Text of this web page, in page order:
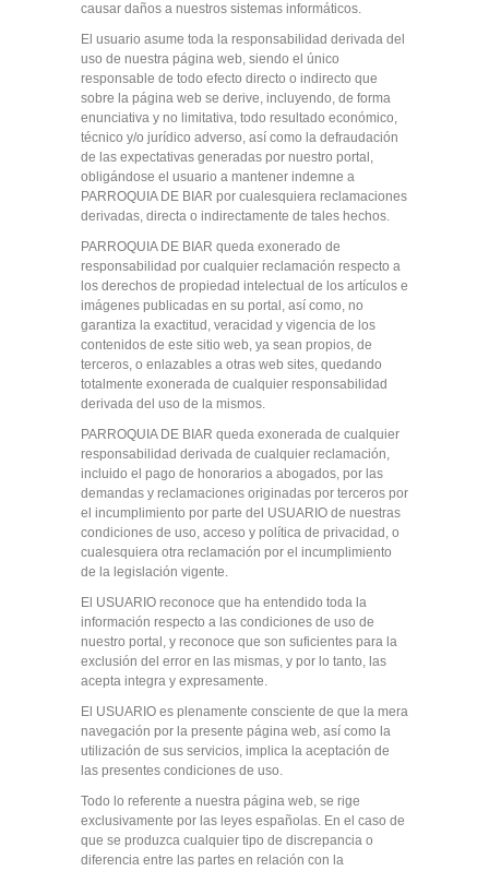
causar daños a nuestros sistemas informáticos.
El usuario asume toda la responsabilidad derivada del
uso de nuestra página web, siendo el único
responsable de todo efecto directo o indirecto que
sobre la página web se derive, incluyendo, de forma
enunciativa y no limitativa, todo resultado económico,
técnico y/o jurídico adverso, así como la defraudación
de las expectativas generadas por nuestro portal,
obligándose el usuario a mantener indemne a
PARROQUIA DE BIAR por cualesquiera reclamaciones
derivadas, directa o indirectamente de tales hechos.
PARROQUIA DE BIAR queda exonerado de
responsabilidad por cualquier reclamación respecto a
los derechos de propiedad intelectual de los artículos e
imágenes publicadas en su portal, así como, no
garantiza la exactitud, veracidad y vigencia de los
contenidos de este sitio web, ya sean propios, de
terceros, o enlazables a otras web sites, quedando
totalmente exonerada de cualquier responsabilidad
derivada del uso de la mismos.
PARROQUIA DE BIAR queda exonerada de cualquier
responsabilidad derivada de cualquier reclamación,
incluido el pago de honorarios a abogados, por las
demandas y reclamaciones originadas por terceros por
el incumplimiento por parte del USUARIO de nuestras
condiciones de uso, acceso y política de privacidad, o
cualesquiera otra reclamación por el incumplimiento
de la legislación vigente.
El USUARIO reconoce que ha entendido toda la
información respecto a las condiciones de uso de
nuestro portal, y reconoce que son suficientes para la
exclusión del error en las mismas, y por lo tanto, las
acepta integra y expresamente.
El USUARIO es plenamente consciente de que la mera
navegación por la presente página web, así como la
utilización de sus servicios, implica la aceptación de
las presentes condiciones de uso.
Todo lo referente a nuestra página web, se rige
exclusivamente por las leyes españolas. En el caso de
que se produzca cualquier tipo de discrepancia o
diferencia entre las partes en relación con la